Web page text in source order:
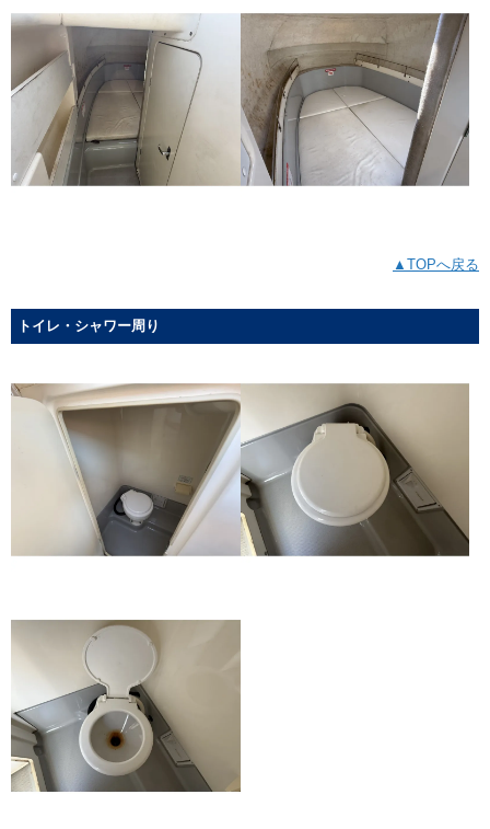
▲TOPへ戻る
トイレ・シャワー周り